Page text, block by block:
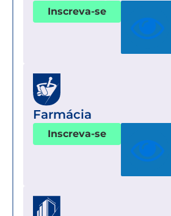
Inscreva-se
Farmácia
Inscreva-se